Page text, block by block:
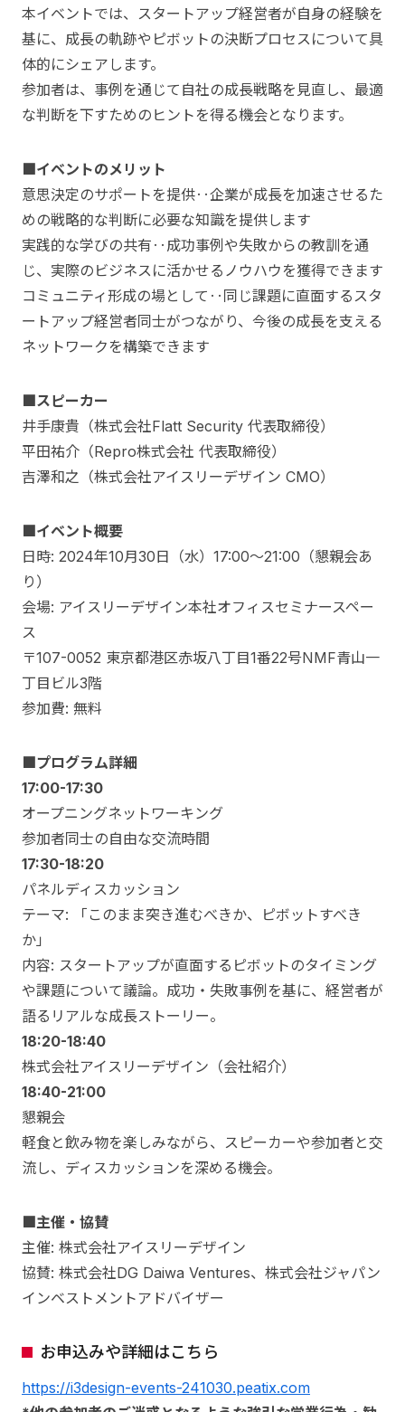
本イベントでは、スタートアップ経営者が自身の経験を
基に、成長の軌跡やピボットの決断プロセスについて具
体的にシェアします。
参加者は、事例を通じて自社の成長戦略を見直し、最適
な判断を下すためのヒントを得る機会となります。
■イベントのメリット
意思決定のサポートを提供‥企業が成長を加速させるた
めの戦略的な判断に必要な知識を提供します
実践的な学びの共有‥成功事例や失敗からの教訓を通
じ、実際のビジネスに活かせるノウハウを獲得できます
コミュニティ形成の場として‥同じ課題に直面するスタ
ートアップ経営者同士がつながり、今後の成長を支える
ネットワークを構築できます
■スピーカー
井手康貴（株式会社Flatt Security 代表取締役）
平田祐介（Repro株式会社 代表取締役）
吉澤和之（株式会社アイスリーデザイン CMO）
■イベント概要
日時: 2024年10月30日（水）17:00～21:00（懇親会あ
り）
会場: アイスリーデザイン本社オフィスセミナースペー
ス
〒107-0052 東京都港区赤坂八丁目1番22号NMF青山一
丁目ビル3階
参加費: 無料
■プログラム詳細
17:00-17:30
オープニングネットワーキング
参加者同士の自由な交流時間
17:30-18:20
パネルディスカッション
テーマ: 「このまま突き進むべきか、ピボットすべき
か」
内容: スタートアップが直面するピボットのタイミング
や課題について議論。成功・失敗事例を基に、経営者が
語るリアルな成長ストーリー。
18:20-18:40
株式会社アイスリーデザイン（会社紹介）
18:40-21:00
懇親会
軽食と飲み物を楽しみながら、スピーカーや参加者と交
流し、ディスカッションを深める機会。
■主催・協賛
主催: 株式会社アイスリーデザイン
協賛: 株式会社DG Daiwa Ventures、株式会社ジャパン
インベストメントアドバイザー
お申込みや詳細はこちら
https://i3design-events-241030.peatix.com